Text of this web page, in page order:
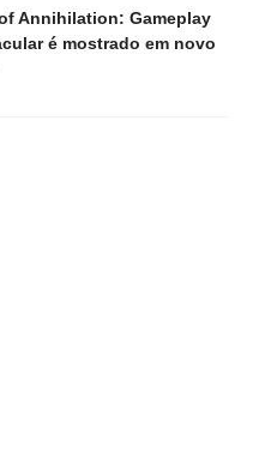
Annihilation: Gameplay
é mostrado em novo